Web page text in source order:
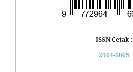
ISSN Cetak :
2964-6065